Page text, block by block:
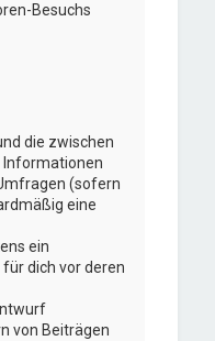
Besuchs
die zwischen
Informationen
(sofern
eine
ein
dich vor deren
von Beiträgen